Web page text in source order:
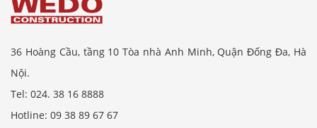
36 Hoàng Cầu, tầng 10 Tòa nhà Anh Minh, Quận Đống Đa, Hà
Nội.
Tel: 024. 38 16 8888
Hotline: 09 38 89 67 67